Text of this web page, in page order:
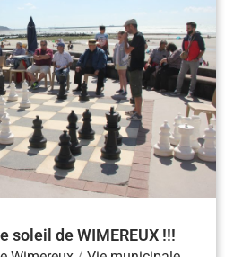
soleil de WIMEREUX !!!